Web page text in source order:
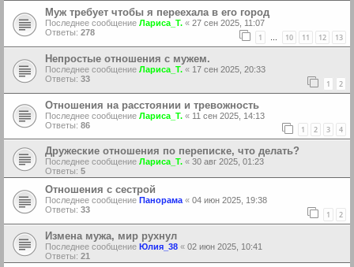
Муж требует чтобы я переехала в его город
Последнее сообщение Лариса_Т. « 27 сен 2025, 11:07
Ответы: 278 1 … 10 11 12 13
Непростые отношения с мужем.
Последнее сообщение Лариса_Т. « 17 сен 2025, 20:33
Ответы: 33 1 2
Отношения на расстоянии и тревожность
Последнее сообщение Лариса_Т. « 11 сен 2025, 14:13
Ответы: 86 1 2 3 4
Дружеские отношения по переписке, что делать?
Последнее сообщение Лариса_Т. « 30 авг 2025, 01:23
Ответы: 5
Отношения с сестрой
Последнее сообщение Панорама « 04 июн 2025, 19:38
Ответы: 33 1 2
Измена мужа, мир рухнул
Последнее сообщение Юлия_38 « 02 июн 2025, 10:41
Ответы: 21